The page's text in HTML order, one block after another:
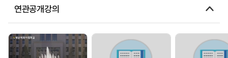
연관공개강의